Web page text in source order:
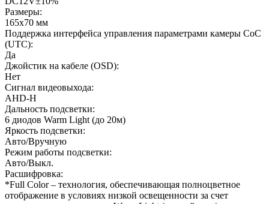
Размеры:
165x70 мм
Поддержка интерфейса управления параметрами камеры CoC
(UTC):
Да
Джойстик на кабеле (OSD):
Нет
Сигнал видеовыхода:
AHD-H
Дальность подсветки:
6 диодов Warm Light (до 20м)
Яркость подсветки:
Авто/Вручную
Режим работы подсветки:
Авто/Выкл.
Расшифровка:
*Full Color – технология, обеспечивающая полноцветное
отображение в условиях низкой освещенности за счет